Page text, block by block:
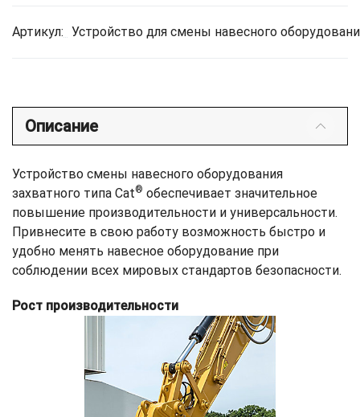
Артикул: Устройство для смены навесного
Описание
Устройство смены навесного оборудования
захватного типа Cat® обеспечивает значительное
повышение производительности и универсальности.
Привнесите в свою работу возможность быстро и
удобно менять навесное оборудование при
соблюдении всех мировых стандартов безопасности.
Рост производительности